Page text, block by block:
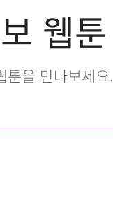
웹툰
툰을 만나보세요.